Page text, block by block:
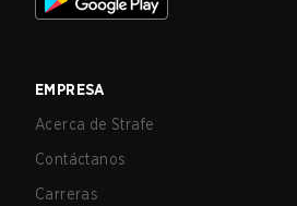
EMPRESA
Acerca de Strafe
Contáctanos
Carreras